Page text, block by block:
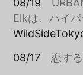
08/19
Elkは、ハイパ
08/17恋す